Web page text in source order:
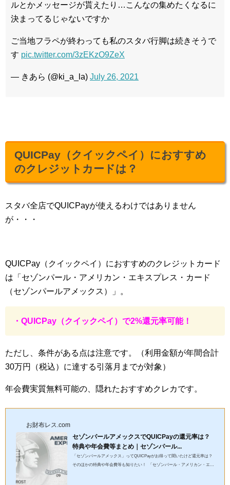
ルとかメッセージが貰えたり…こんなの集めたくなるに
決まってるじゃないですか
ご当地フラペが終わっても私のスタバ行脚は続きそうで
す pic.twitter.com/3zEKzO9ZeX
— きあら (@ki_a_la) July 26, 2021
QUICPay（クイックペイ）におすすめ
のクレジットカードは？
スタバ全店でQUICPayが使えるわけではありません
が・・・
QUICPay（クイックペイ）におすすめのクレジットカード
は「セゾンパール・アメリカン・エキスプレス・カード
（セゾンパールアメックス）」。
・QUICPay（クイックペイ）で2%還元率可能！
ただし、条件がある点は注意です。（利用金額が年間合計
30万円（税込）に達する引落月までが対象）
年会費実質無料可能の、隠れたおすすめクレカです。
お財布レス.com
セゾンパールアメックスでQUICPayの還元率は？
特典や年会費等まとめ｜セゾンパール...
「セゾンパールアメックス」ってQUICPayがお得って聞いたけど還元率は？
そのほかの特典や年会費等も知りたい！ 「セゾンパール・アメリカン・エキ